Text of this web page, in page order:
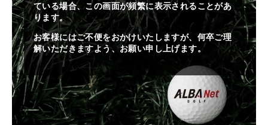
ている場合、この画面が頻繁に表示されることがあ
ります。
お客様にはご不便をおかけいたしますが、何卒ご理
解いただきますよう、お願い申し上げます。